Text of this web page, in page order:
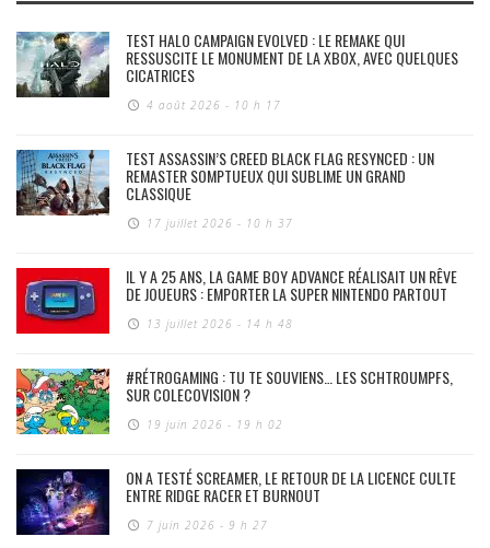
TEST HALO CAMPAIGN EVOLVED : LE REMAKE QUI
RESSUSCITE LE MONUMENT DE LA XBOX, AVEC QUELQUES
CICATRICES
4 août 2026 - 10 h 17
TEST ASSASSIN’S CREED BLACK FLAG RESYNCED : UN
REMASTER SOMPTUEUX QUI SUBLIME UN GRAND
CLASSIQUE
17 juillet 2026 - 10 h 37
IL Y A 25 ANS, LA GAME BOY ADVANCE RÉALISAIT UN RÊVE
DE JOUEURS : EMPORTER LA SUPER NINTENDO PARTOUT
13 juillet 2026 - 14 h 48
#RÉTROGAMING : TU TE SOUVIENS… LES SCHTROUMPFS,
SUR COLECOVISION ?
19 juin 2026 - 19 h 02
ON A TESTÉ SCREAMER, LE RETOUR DE LA LICENCE CULTE
ENTRE RIDGE RACER ET BURNOUT
7 juin 2026 - 9 h 27